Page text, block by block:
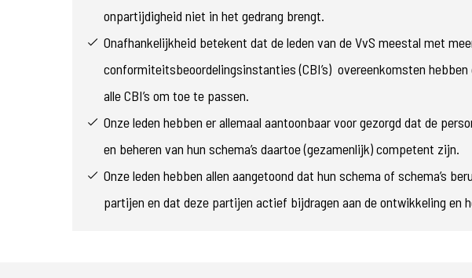
onpartijdigheid niet in het gedrang brengt.
Onafhankelijkheid betekent dat de leden van de VvS meestal met
conformiteitsbeoordelingsinstanties (CBI’s) overeenkomsten
alle CBI’s om toe te passen.
Onze leden hebben er allemaal aantoonbaar voor gezorgd dat de
en beheren van hun schema’s daartoe (gezamenlijk) competent zijn.
Onze leden hebben allen aangetoond dat hun schema of schema’s
partijen en dat deze partijen actief bijdragen aan de ontwikkeling en